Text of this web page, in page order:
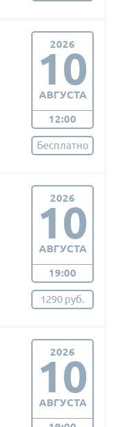
2026
10
АВГУСТА
12:00
Бесплатно
2026
10
АВГУСТА
19:00
1290 руб.
2026
10
АВГУСТА